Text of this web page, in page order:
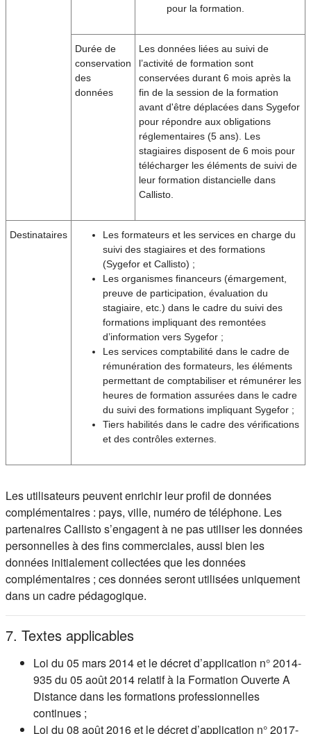
pour la formation.
Durée de
conservation
des
données
Les données liées au suivi de
l’activité de formation sont
conservées durant 6 mois après la
fin de la session de la formation
avant d'être déplacées dans Sygefor
pour répondre aux obligations
réglementaires (5 ans). Les
stagiaires disposent de 6 mois pour
télécharger les éléments de suivi de
leur formation distancielle dans
Callisto.
Destinataires
Les formateurs et les services en charge du
suivi des stagiaires et des formations
(Sygefor et Callisto) ;
Les organismes financeurs (émargement,
preuve de participation, évaluation du
stagiaire, etc.) dans le cadre du suivi des
formations impliquant des remontées
d’information vers Sygefor ;
Les services comptabilité dans le cadre de
rémunération des formateurs, les éléments
permettant de comptabiliser et rémunérer les
heures de formation assurées dans le cadre
du suivi des formations impliquant Sygefor ;
Tiers habilités dans le cadre des vérifications
et des contrôles externes.
Les utilisateurs peuvent enrichir leur profil de données
complémentaires : pays, ville, numéro de téléphone. Les
partenaires Callisto s’engagent à ne pas utiliser les données
personnelles à des fins commerciales, aussi bien les
données initialement collectées que les données
complémentaires ; ces données seront utilisées uniquement
dans un cadre pédagogique.
7. Textes applicables
Loi du 05 mars 2014 et le décret d’application n° 2014-
935 du 05 août 2014 relatif à la Formation Ouverte A
Distance dans les formations professionnelles
continues ;
Loi du 08 août 2016 et le décret d’application n° 2017-